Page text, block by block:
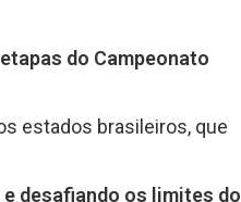
do Campeonato
estados brasileiros, que
desafiando os limites do